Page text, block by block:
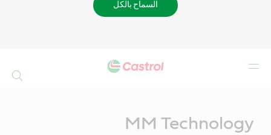
السماح بالكل
MM Technology